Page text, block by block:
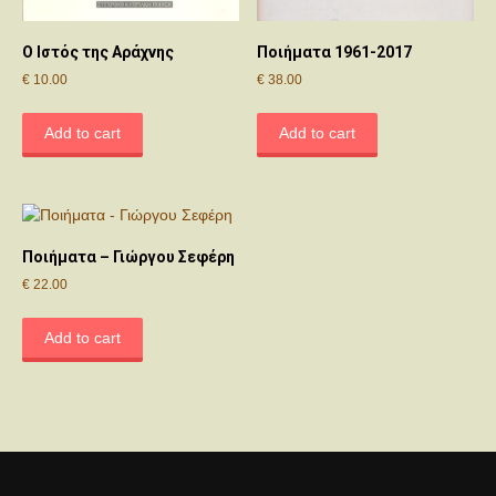
Ο Ιστός της Αράχνης
€ 10.00
Add to cart
Ποιήματα 1961-2017
€ 38.00
Add to cart
Ποιήματα – Γιώργου Σεφέρη
€ 22.00
Add to cart